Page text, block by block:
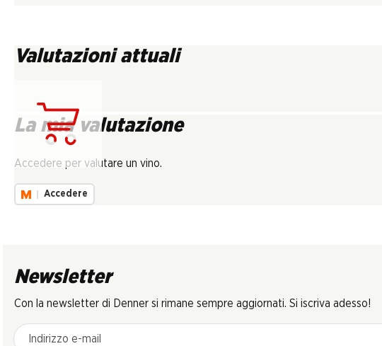
Valutazioni attuali
La mia valutazione
Accedere per valutare un vino.
Accedere
Newsletter
Con la newsletter di Denner si rimane sempre aggiornati. Si iscriva adesso!
Indirizzo e-mail